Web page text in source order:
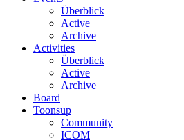
Überblick
Active
Archive
Activities
Überblick
Active
Archive
Board
Toonsup
Community
ICOM